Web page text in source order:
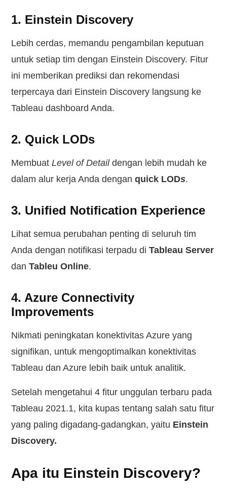
1. Einstein Discovery
Lebih cerdas, memandu pengambilan keputuan
untuk setiap tim dengan Einstein Discovery. Fitur
ini memberikan prediksi dan rekomendasi
terpercaya dari Einstein Discovery langsung ke
Tableau dashboard Anda.
2. Quick LODs
MembuatLevel of Detaildengan lebih mudah ke
dalam alur kerja Anda denganquick LODs.
3. Unified Notification Experience
Lihat semua perubahan penting di seluruh tim
Anda dengan notifikasi terpadu diTableau Server
danTableu Online.
4. Azure Connectivity
Improvements
Nikmati peningkatan konektivitas Azure yang
signifikan, untuk mengoptimalkan konektivitas
Tableau dan Azure lebih baik untuk analitik.
Setelah mengetahui 4 fitur unggulan terbaru pada
Tableau 2021.1, kita kupas tentang salah satu fitur
yang paling digadang-gadangkan, yaitu Einstein
Discovery.
Apa itu Einstein Discovery?